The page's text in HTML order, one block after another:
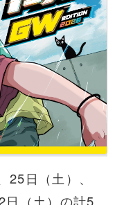
日（土）、
日（土）の計5